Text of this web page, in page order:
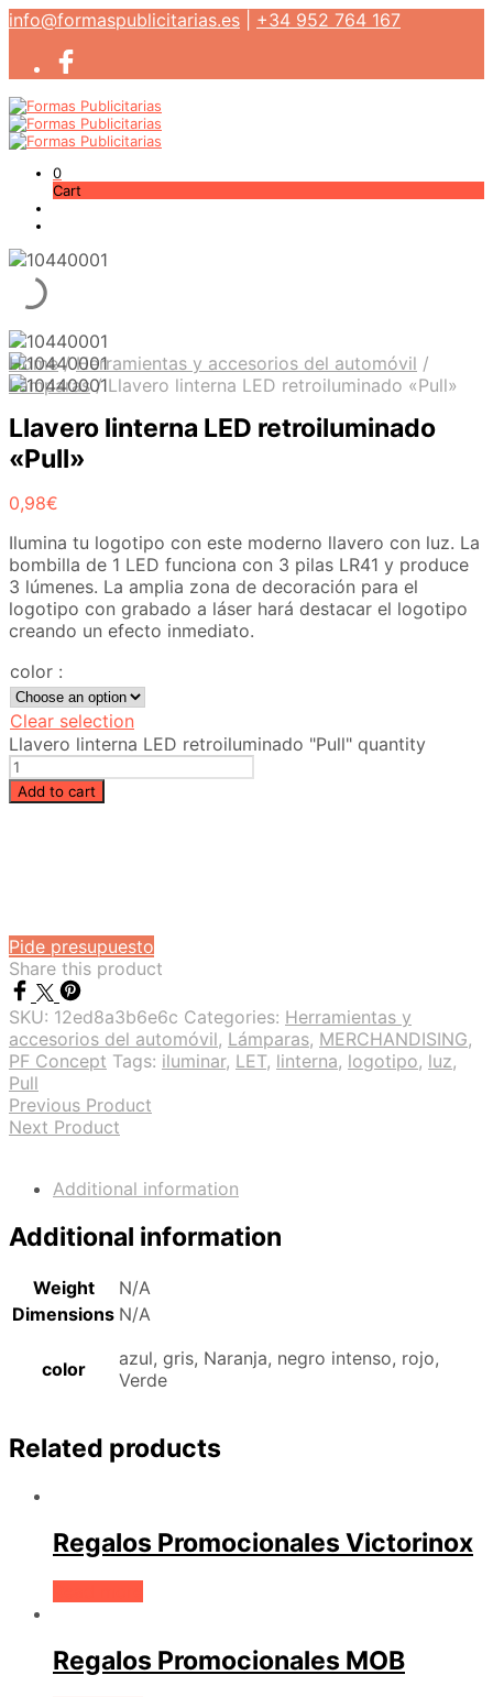
info@formaspublicitarias.es +34 952 764 167
0
Cart
Home / Herramientas y accesorios del automóvil /
Lámparas /Llavero linterna LED retroiluminado «Pull»
Llavero linterna LED retroiluminado
«Pull»
0,98€
Ilumina tu logotipo con este moderno llavero con luz. La
bombilla de 1 LED funciona con 3 pilas LR41 y produce
3 lúmenes. La amplia zona de decoración para el
logotipo con grabado a láser hará destacar el logotipo
creando un efecto inmediato.
color :
Clear selection
Llavero linterna LED retroiluminado "Pull" quantity
Add to cart
Pide presupuesto
Share this product
SKU: 12ed8a3b6e6c Categories: Herramientas y
accesorios del automóvil, Lámparas, MERCHANDISING,
PF Concept Tags: iluminar, LET, linterna, logotipo, luz,
Pull
Previous Product
Next Product
Additional information
Additional information
Weight
N/A
Dimensions N/A
color
azul, gris, Naranja, negro intenso, rojo,
Verde
Related products
Regalos Promocionales Victorinox
Regalos Promocionales MOB